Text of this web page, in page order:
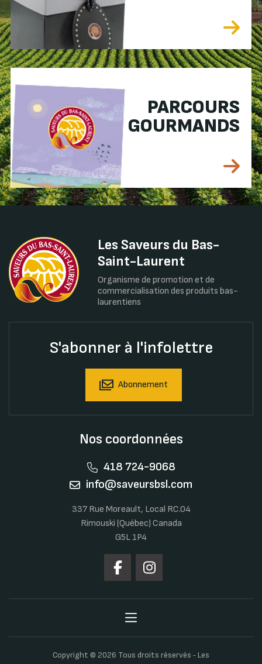
PARCOURS
GOURMANDS
Les Saveurs du Bas-
Saint-Laurent
Organisme de promotion et de
commercialisation des produits bas-
laurentiens
S'abonner à l'infolettre
Abonnement
Nos coordonnées
418 724-9068
info@saveursbsl.com
337 Rue Moreault, Local RC.04
Rimouski (Québec) Canada
G5L 1P4
Copyright © 2026 Tous droits réservés ‐ Les